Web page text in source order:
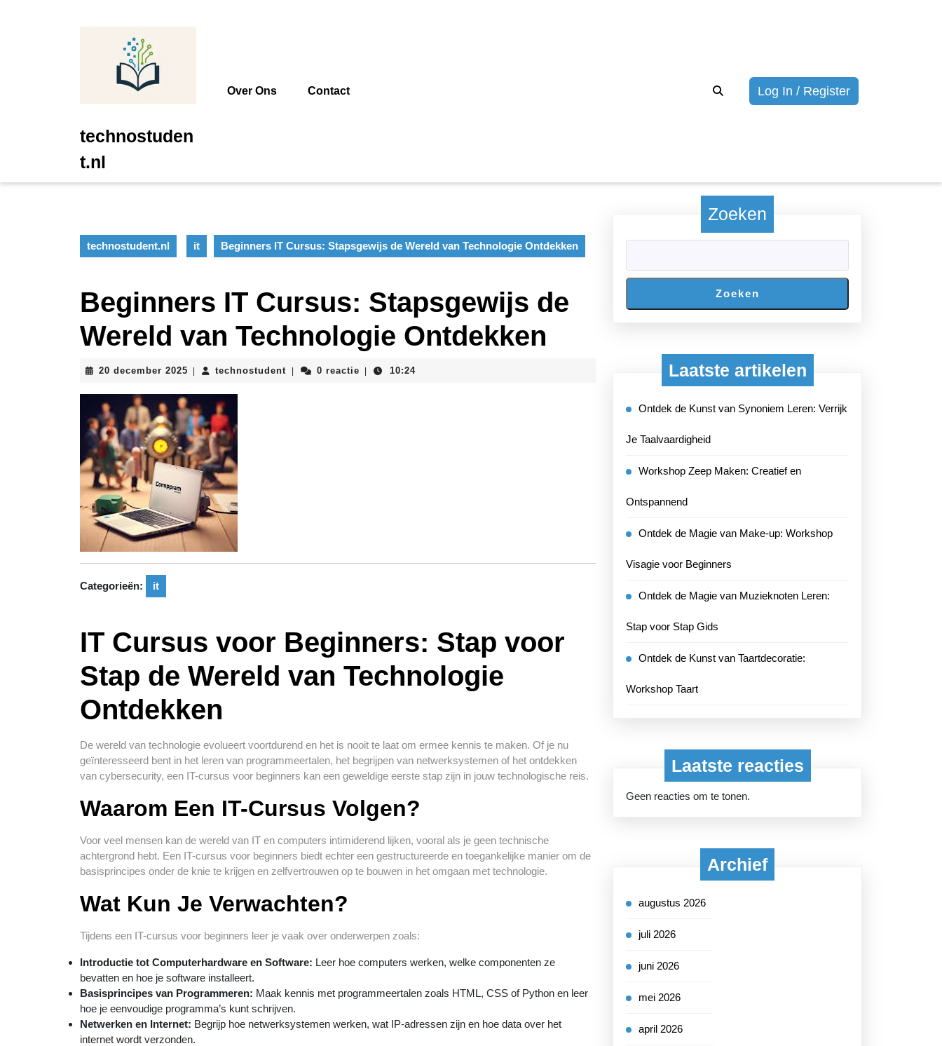
technostuden
t.nl
Over Ons Contact Log In / RegisterLogin/
technostudent.nl it Beginners IT Cursus: Stapsgewijs de Wereld van Technologie Ontdekken
Beginners IT Cursus: Stapsgewijs de
Wereld van Technologie Ontdekken
20 december 2025 20
2025
technostudent technostudent
0 reactie 10:24
Categorieën: it
IT Cursus voor Beginners: Stap voor
Stap de Wereld van Technologie
Ontdekken
De wereld van technologie evolueert voortdurend en het is nooit te laat om ermee kennis te maken. Of je nu
geïnteresseerd bent in het leren van programmeertalen, het begrijpen van netwerksystemen of het ontdekken
van cybersecurity, een IT-cursus voor beginners kan een geweldige eerste stap zijn in jouw technologische reis.
Waarom Een IT-Cursus Volgen?
Voor veel mensen kan de wereld van IT en computers intimiderend lijken, vooral als je geen technische
achtergrond hebt. Een IT-cursus voor beginners biedt echter een gestructureerde en toegankelijke manier om de
basisprincipes onder de knie te krijgen en zelfvertrouwen op te bouwen in het omgaan met technologie.
Wat Kun Je Verwachten?
Tijdens een IT-cursus voor beginners leer je vaak over onderwerpen zoals:
Introductie tot Computerhardware en Software: Leer hoe computers werken, welke componenten ze
bevatten en hoe je software installeert.
Basisprincipes van Programmeren: Maak kennis met programmeertalen zoals HTML, CSS of Python en leer
hoe je eenvoudige programma’s kunt schrijven.
Netwerken en Internet: Begrijp hoe netwerksystemen werken, wat IP-adressen zijn en hoe data over het
internet wordt verzonden.
Zoeken
Zoeken
Laatste artikelen
Ontdek de Kunst van Synoniem Leren: Verrijk
Je Taalvaardigheid
Workshop Zeep Maken: Creatief en
Ontspannend
Ontdek de Magie van Make-up: Workshop
Visagie voor Beginners
Ontdek de Magie van Muzieknoten Leren:
Stap voor Stap Gids
Ontdek de Kunst van Taartdecoratie:
Workshop Taart
Laatste reacties
Geen reacties om te tonen.
Archief
augustus 2026
juli 2026
juni 2026
mei 2026
april 2026